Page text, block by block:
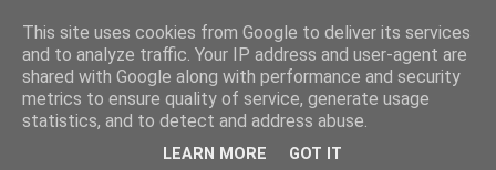
This site uses cookies from Google to deliver its services
and to analyze traffic. Your IP address and user-agent are
shared with Google along with performance and security
metrics to ensure quality of service, generate usage
statistics, and to detect and address abuse.
LEARN MORE GOT IT